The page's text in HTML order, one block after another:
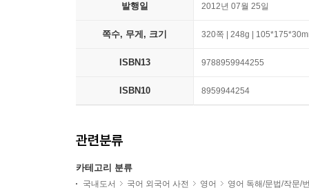
발행일 2012년 07월 25일
쪽수, 무게, 크기 320쪽 | 248g |
ISBN13 9788959944255
ISBN10 8959944254
관련분류
카테고리 분류
국내도서 국어 외국어 사전 영어 영어 독해/문법/작문/